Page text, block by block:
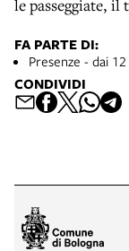
le passeggiate, il
FA PARTE DI:
Presenze - dai
CONDIVIDI